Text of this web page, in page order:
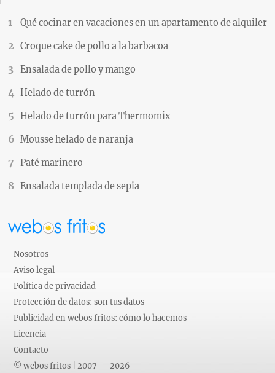
Qué cocinar en vacaciones en un apartamento de alquiler
Croque cake de pollo a la barbacoa
Ensalada de pollo y mango
Helado de turrón
Helado de turrón para Thermomix
Mousse helado de naranja
Paté marinero
Ensalada templada de sepia
Nosotros
Aviso legal
Política de privacidad
Protección de datos: son tus datos
Publicidad en webos fritos: cómo lo hacemos
Licencia
Contacto
© webos fritos | 2007 — 2026